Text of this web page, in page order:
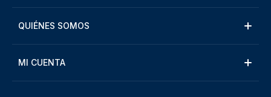
QUIÉNES SOMOS
MI CUENTA